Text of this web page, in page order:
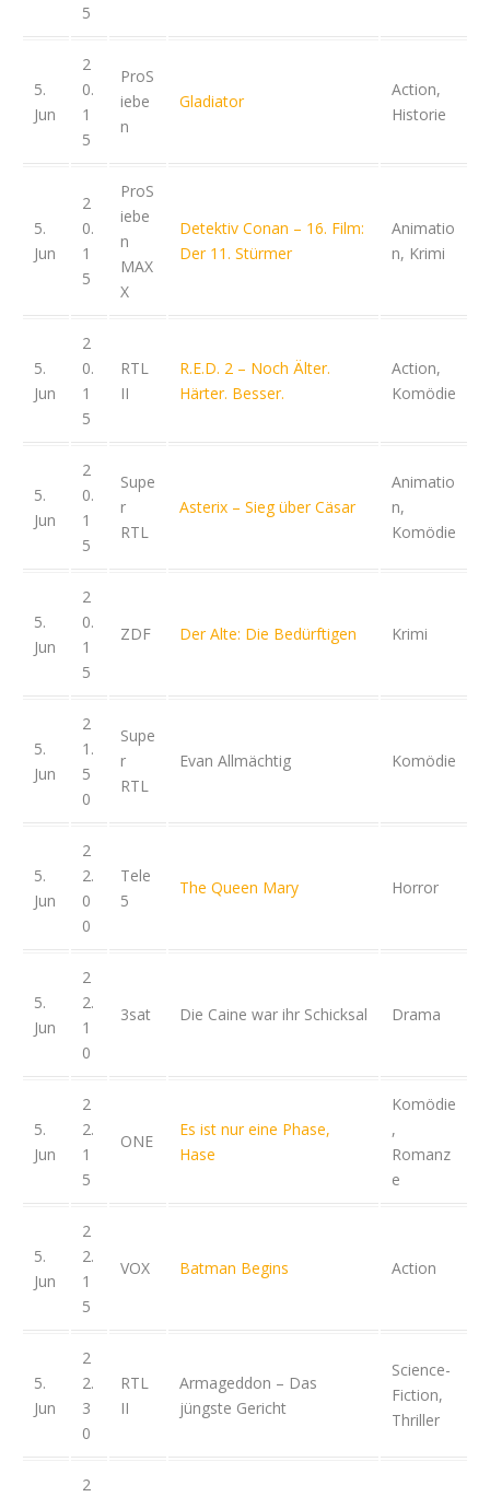
5
5.
Jun
2
0.
1
5
ProS
iebe
n
Gladiator
Action,
Historie
5.
Jun
2
0.
1
5
ProS
iebe
n
MAX
X
Detektiv Conan – 16. Film:
Der 11. Stürmer
Animatio
n, Krimi
5.
Jun
2
0.
1
5
RTL
II
R.E.D. 2 – Noch Älter.
Härter. Besser.
Action,
Komödie
5.
Jun
2
0.
1
5
Supe
r
RTL
Asterix – Sieg über Cäsar
Animatio
n,
Komödie
5.
Jun
2
0.
1
5
ZDF Der Alte: Die Bedürftigen Krimi
5.
Jun
2
1.
5
0
Supe
r
RTL
Evan Allmächtig Komödie
5.
Jun
2
2.
0
0
Tele
5
The Queen Mary Horror
5.
Jun
2
2.
1
0
3sat Die Caine war ihr Schicksal Drama
5.
Jun
2
2.
1
5
ONE
Es ist nur eine Phase,
Hase
Komödie
,
Romanz
e
5.
Jun
2
2.
1
5
VOX Batman Begins Action
5.
Jun
2
2.
3
0
RTL
II
Armageddon – Das
jüngste Gericht
Science-
Fiction,
Thriller
2